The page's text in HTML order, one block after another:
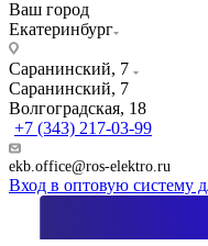
Ваш город
Екатеринбург
Саранинский, 7
Саранинский, 7
Волгоградская, 18
+7 (343) 217-03-99
ekb.office@ros-elektro.ru
Вход в оптовую систему